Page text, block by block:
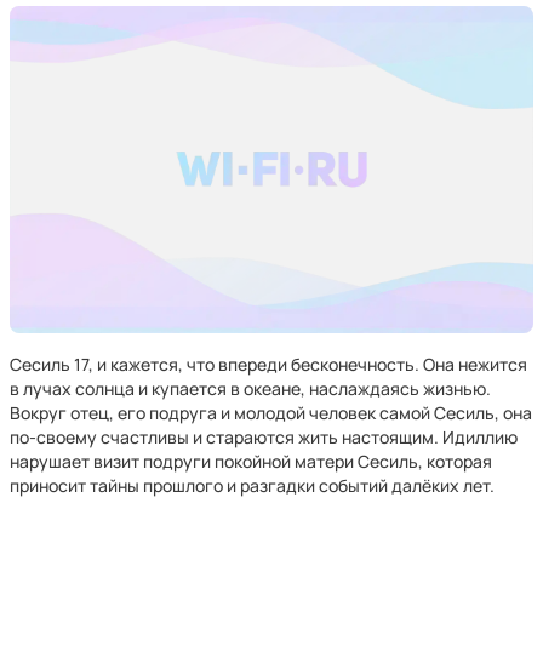
Сесиль 17, и кажется, что впереди бесконечность. Она нежится
в лучах солнца и купается в океане, наслаждаясь жизнью.
Вокруг отец, его подруга и молодой человек самой Сесиль, она
по-своему счастливы и стараются жить настоящим. Идиллию
нарушает визит подруги покойной матери Сесиль, которая
приносит тайны прошлого и разгадки событий далёких лет.